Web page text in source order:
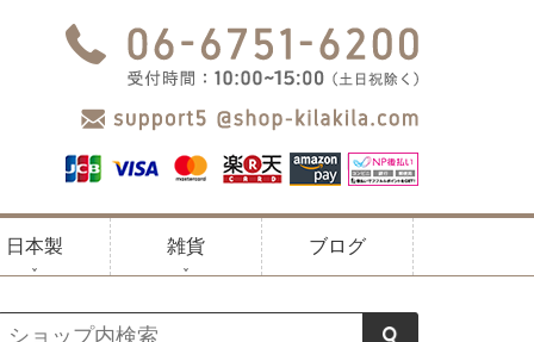
日本製 雑貨 ブログ